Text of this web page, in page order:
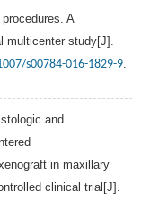
A
multicenter study[J].
s00784-016-1829-9
and
in maxillary
clinical trial[J].